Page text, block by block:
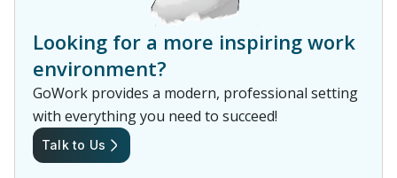
Looking for a more inspiring work
environment?
GoWork provides a modern, professional setting
with everything you need to succeed!
Talk to Us